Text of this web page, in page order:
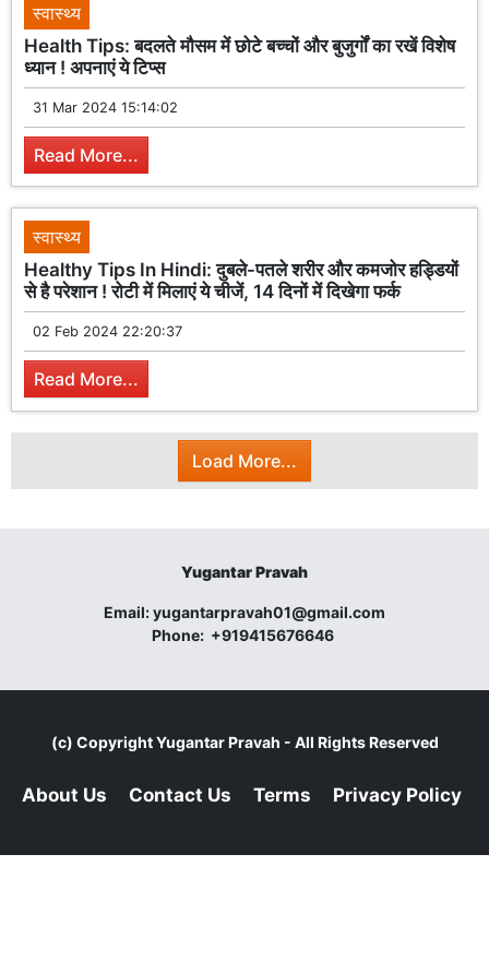
स्वास्थ्य
Health Tips: बदलते मौसम में छोटे बच्चों और बुजुर्गों का रखें विशेष
ध्यान ! अपनाएं ये टिप्स
31 Mar 2024 15:14:02
Read More...
स्वास्थ्य
Healthy Tips In Hindi: दुबले-पतले शरीर और कमजोर हड्डियों
से है परेशान ! रोटी में मिलाएं ये चीजें, 14 दिनों में दिखेगा फर्क
02 Feb 2024 22:20:37
Read More...
Load More...
Yugantar Pravah
Email:yugantarpravah01@gmail.com
Phone: +919415676646
(c) CopyrightYugantar Pravah - All Rights Reserved
About Us Contact Us Terms Privacy Policy